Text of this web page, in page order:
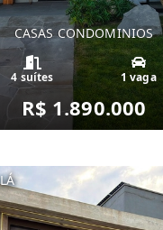
CASAS CONDOMINIOS
4 suítes 1 vaga
R$ 1.890.000